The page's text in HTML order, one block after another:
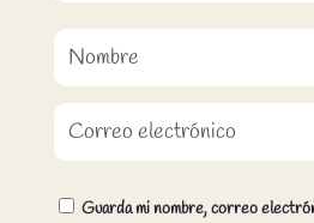
Guarda mi nombre, correo